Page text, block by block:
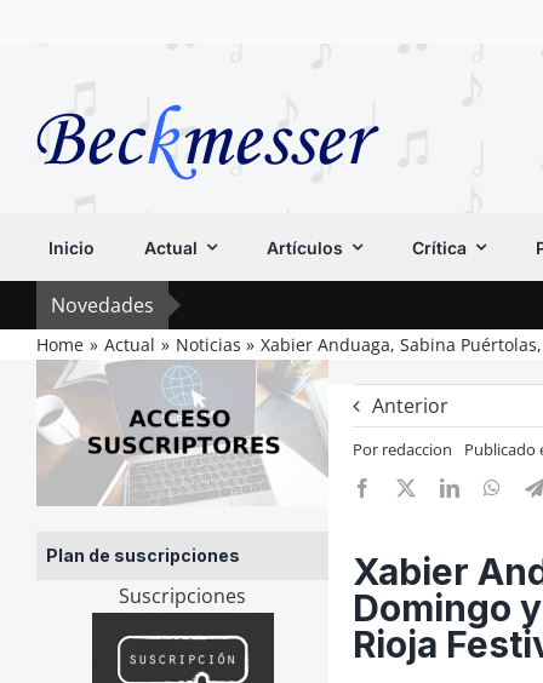
Inicio Actual Artículos Crítica
Novedades
Home Actual Noticias Xabier Anduaga, Sabina
Plan de suscripciones
Suscripciones
Anterior
Por redaccion Publicado
Xabier
Domingo
Rioja